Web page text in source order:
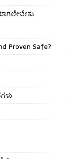
Proven Safe?